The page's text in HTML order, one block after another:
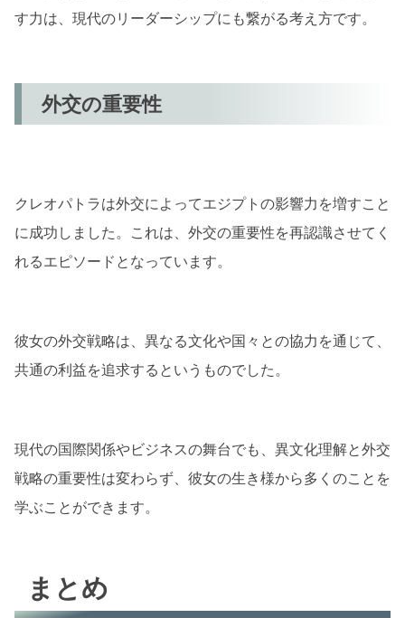
す力は、現代のリーダーシップにも繋がる考え方です。
外交の重要性
クレオパトラは外交によってエジプトの影響力を増すこと
に成功しました。これは、外交の重要性を再認識させてく
れるエピソードとなっています。
彼女の外交戦略は、異なる文化や国々との協力を通じて、
共通の利益を追求するというものでした。
現代の国際関係やビジネスの舞台でも、異文化理解と外交
戦略の重要性は変わらず、彼女の生き様から多くのことを
学ぶことができます。
まとめ